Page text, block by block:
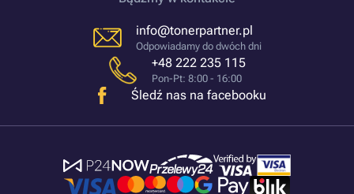
info@tonerpartner.pl
Odpowiadamy do dwóch dni
+48 222 235 115
Pon-Pt: 8:00 - 16:00
Śledź nas na facebooku